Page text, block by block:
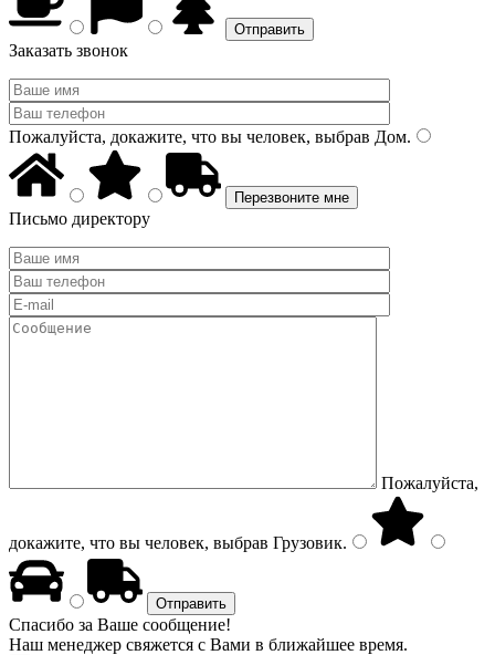
Заказать звонок
Пожалуйста, докажите, что вы человек, выбрав Дом.
Письмо директору
Пожалуйста,
докажите, что вы человек, выбрав Грузовик.
Спасибо за Ваше сообщение!
Наш менеджер свяжется с Вами в ближайшее время.